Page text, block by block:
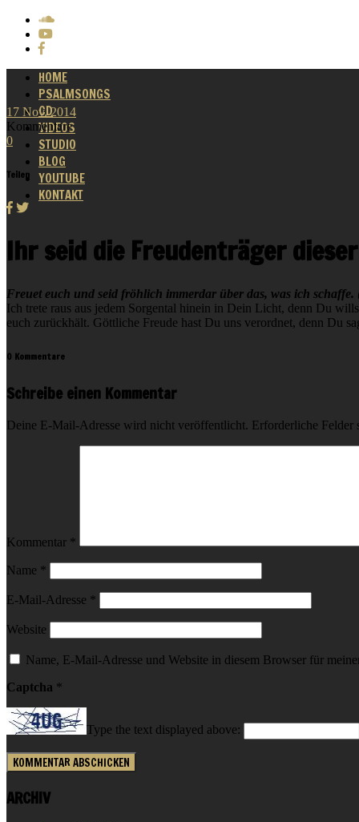
HOME
PSALMSONGS
CD
VIDEOS
STUDIO
BLOG
YOUTUBE
KONTAKT
17 Nov. 2014
Kommentare
0
Teilen
Ihr seid die Freudenträger
Freuet euch und seid fröhlich immerdar über das, was ich schaffe.
Ich trete raus aus jedem Sorgental hinein in Dein Licht, denn Du
euch zurückhält. Göttliche Freude hast Du uns verordnet, denn Du
0 Kommentare
Schreibe einen Kommentar
Deine E-Mail-Adresse wird nicht veröffentlicht. Erforderliche Felder
Kommentar *
Name *
E-Mail-Adresse *
Website
Name, E-Mail-Adresse und Website in diesem Browser für
Captcha *
Type the text displayed above:
ARCHIV